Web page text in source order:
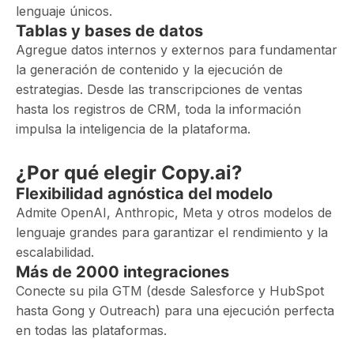
lenguaje únicos.
Tablas y bases de datos
Agregue datos internos y externos para fundamentar
la generación de contenido y la ejecución de
estrategias. Desde las transcripciones de ventas
hasta los registros de CRM, toda la información
impulsa la inteligencia de la plataforma.
¿Por qué elegir Copy.ai?
Flexibilidad agnóstica del modelo
Admite OpenAI, Anthropic, Meta y otros modelos de
lenguaje grandes para garantizar el rendimiento y la
escalabilidad.
Más de 2000 integraciones
Conecte su pila GTM (desde Salesforce y HubSpot
hasta Gong y Outreach) para una ejecución perfecta
en todas las plataformas.